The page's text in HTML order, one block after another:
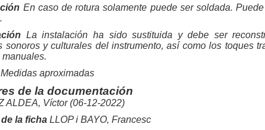
En caso de rotura solamente puede ser soldada.
La instalación ha sido sustituida y debe ser
sonoros y culturales del instrumento, así como los toques
manuales.
Medidas aproximadas
de la documentación
ALDEA, Víctor (06-12-2022)
la ficha LLOP i BAYO, Francesc